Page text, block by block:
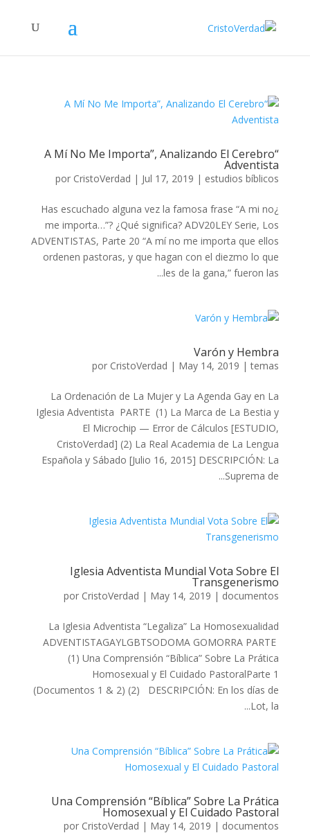
“A Mí No Me Importa”, Analizando El Cerebro
Adventista
por CristoVerdad | Jul 17, 2019 | estudios bíblicos
¿Has escuchado alguna vez la famosa frase “A mi no
me importa…”? ¿Qué significa? ADV20LEY Serie, Los
ADVENTISTAS, Parte 20 “A mí no me importa que ellos
ordenen pastoras, y que hagan con el diezmo lo que
les de la gana,” fueron las...
Varón y Hembra
por CristoVerdad | May 14, 2019 |temas
La Ordenación de La Mujer y La Agenda Gay en La
Iglesia Adventista PARTE (1) La Marca de La Bestia y
El Microchip — Error de Cálculos [ESTUDIO,
CristoVerdad] (2) La Real Academia de La Lengua
Española y Sábado [Julio 16, 2015] DESCRIPCIÓN: La
Suprema de...
Iglesia Adventista Mundial Vota Sobre El
Transgenerismo
por CristoVerdad | May 14, 2019 | documentos
La Iglesia Adventista “Legaliza” La Homosexualidad
ADVENTISTAGAYLGBTSODOMA GOMORRA PARTE
(1) Una Comprensión “Bíblica” Sobre La Prática
Homosexual y El Cuidado PastoralParte 1
(Documentos 1 & 2) (2) DESCRIPCIÓN: En los días de
Lot, la...
Una Comprensión “Bíblica” Sobre La Prática
Homosexual y El Cuidado Pastoral
por CristoVerdad | May 14, 2019 | documentos